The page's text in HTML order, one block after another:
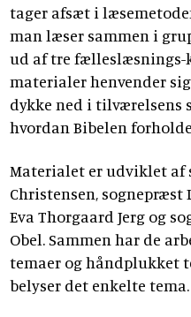
tager afsæt i
man læser sammen i
ud af tre fælleslæsnings-
materialer henvender
dykke ned i tilværelsens
hvordan Bibelen
Materialet er udviklet af
Christensen,
Eva Thorgaard Jerg og
Obel. Sammen har de
temaer og håndplukket
belyser det enkelte tema.